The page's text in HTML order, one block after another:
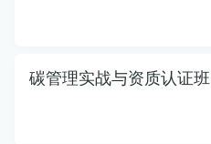
碳管理实战与资质认证班